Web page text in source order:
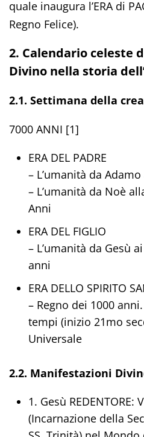
quale inaugura l’ERA di
Regno Felice).
2. Calendario celeste
Divino nella storia
2.1. Settimana della
7000 ANNI [1]
ERA DEL PADRE
– L’umanità da
– L’umanità da Noè
Anni
ERA DEL FIGLIO
– L’umanità da Gesù
anni
ERA DELLO SPIRITO
– Regno dei 1000
tempi (inizio 21mo
Universale
2.2. Manifestazioni
1. Gesù REDENTORE:
(Incarnazione della